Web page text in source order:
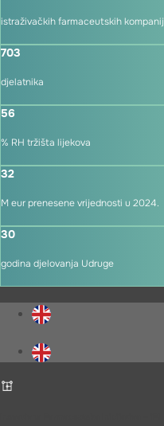
istraživačkih farmaceutskih
703
djelatnika
56
% RH tržišta lijekova
32
M eur prenesene vrijednosti u 2024.
30
godina djelovanja Udruge